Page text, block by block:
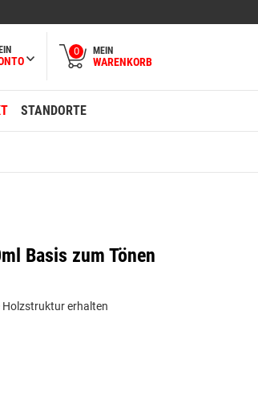
0 MEIN
WARENKORB
STANDORTE
Basis zum Tönen
Holzstruktur erhalten